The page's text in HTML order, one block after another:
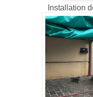
Installation